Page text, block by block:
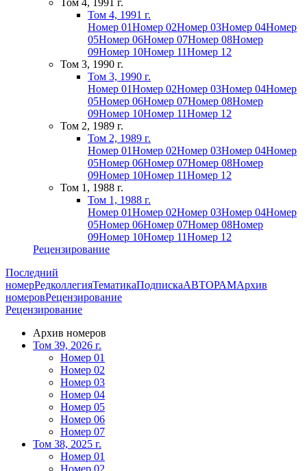
Том 4, 1991 г.
Том 4, 1991 г.
Номер 01Номер 02Номер 03Номер 04Номер
05Номер 06Номер 07Номер 08Номер
09Номер 10Номер 11Номер 12
Том 3, 1990 г.
Том 3, 1990 г.
Номер 01Номер 02Номер 03Номер 04Номер
05Номер 06Номер 07Номер 08Номер
09Номер 10Номер 11Номер 12
Том 2, 1989 г.
Том 2, 1989 г.
Номер 01Номер 02Номер 03Номер 04Номер
05Номер 06Номер 07Номер 08Номер
09Номер 10Номер 11Номер 12
Том 1, 1988 г.
Том 1, 1988 г.
Номер 01Номер 02Номер 03Номер 04Номер
05Номер 06Номер 07Номер 08Номер
09Номер 10Номер 11Номер 12
Рецензирование
Последний
номерРедколлегияТематикаПодпискаАВТОРАМАрхив
номеровРецензирование
Рецензирование
Архив номеров
Том 39, 2026 г.
Номер 01
Номер 02
Номер 03
Номер 04
Номер 05
Номер 06
Номер 07
Том 38, 2025 г.
Номер 01
Номер 02